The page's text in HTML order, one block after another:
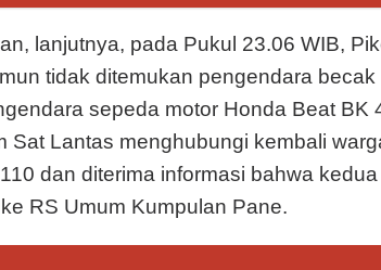
lanjutnya, pada Pukul 23.06 WIB,
tidak ditemukan pengendara
sepeda motor Honda Beat BK
Sat Lantas menghubungi kembali
dan diterima informasi bahwa
RS Umum Kumpulan Pane.